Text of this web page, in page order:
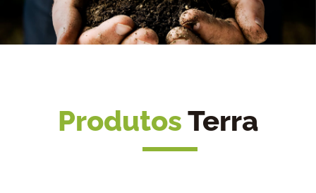
ProdutosTerra